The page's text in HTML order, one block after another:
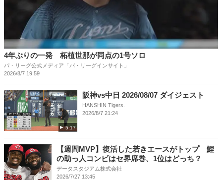
4年ぶりの一発 柘植世那が同点の1号ソロ
パ・リーグ公式メディア「パ・リーグインサイト」
2026/8/7 19:59
5:17
阪神vs中日 2026/08/07 ダイジェスト
HANSHIN Tigers.
2026/8/7 21:24
【週間MVP】復活した若きエースがトップ 鯉
の助っ人コンビはセ界席巻、1位はどっち？
データスタジアム株式会社
2026/7/27 13:45